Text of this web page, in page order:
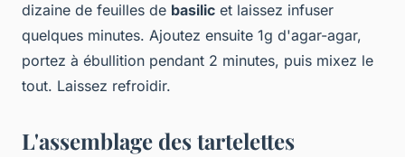
dizaine de feuilles de basilic et laissez infuser
quelques minutes. Ajoutez ensuite 1g d'agar-agar,
portez à ébullition pendant 2 minutes, puis mixez le
tout. Laissez refroidir.
L'assemblage des tartelettes